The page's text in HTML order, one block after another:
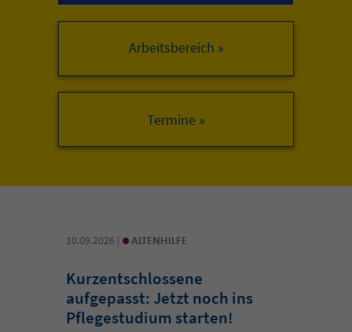
Arbeitsbereich »
10.09.2026 | • ALTENHILFE
Kurzentschlossene
aufgepasst: Jetzt noch ins
Pflegestudium starten!